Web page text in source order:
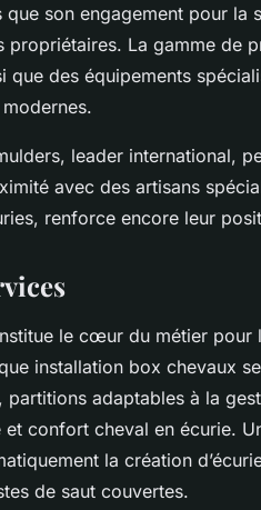
son engagement pour la
La gamme de
des équipements
leader international,
avec des artisans
renforce encore leur
le cœur du métier pour
installation box chevaux
adaptables à la
confort cheval en écurie.
la création
de saut couvertes.